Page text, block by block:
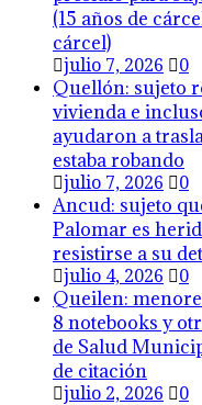
(15 años de
cárcel)
julio 7, 2026 0
Quellón: sujeto
vivienda e
ayudaron a
estaba robando
julio 7, 2026 0
Ancud: sujeto
Palomar es
resistirse a su
julio 4, 2026 0
Queilen:
8 notebooks y
de Salud
de citación
julio 2, 2026 0